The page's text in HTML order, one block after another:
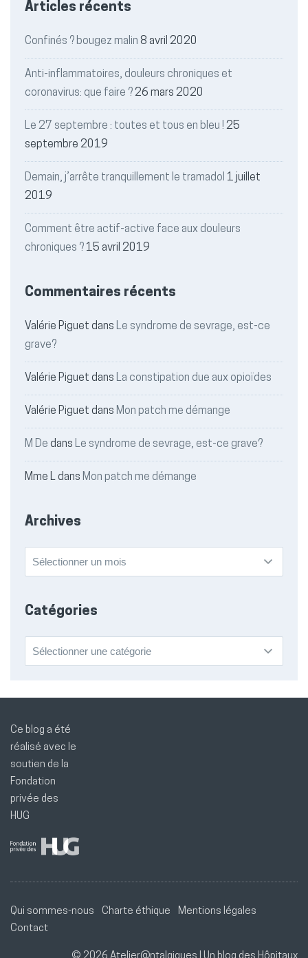
Articles récents
Confinés ? bougez malin 8 avril 2020
Anti-inflammatoires, douleurs chroniques et
coronavirus: que faire ?26 mars 2020
Le 27 septembre : toutes et tous en bleu ! 25
septembre 2019
Demain, j’arrête tranquillement le tramadol 1 juillet
2019
Comment être actif-active face aux douleurs
chroniques ? 15 avril 2019
Commentaires récents
Valérie Piguet dans Le syndrome de sevrage, est-ce
grave?
Valérie Piguet dans La constipation due aux opioïdes
Valérie Piguet dans Mon patch me démange
M De dans Le syndrome de sevrage, est-ce grave?
Mme Ldans Mon patch me démange
Archives
Archives
Catégories
Catégories
Ce blog a été
réalisé avec le
soutien de la
Fondation
privée des
HUG
Qui sommes-nous Charte éthique
Mentions légales
Contact